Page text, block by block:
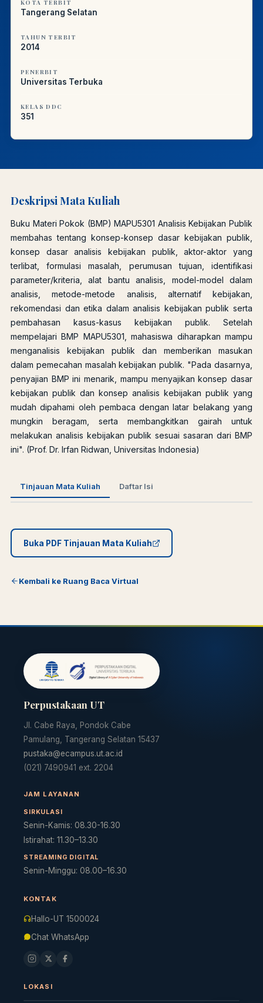
KOTA TERBIT
Tangerang Selatan
TAHUN TERBIT
2014
PENERBIT
Universitas Terbuka
KELAS DDC
351
Deskripsi Mata Kuliah
Buku Materi Pokok (BMP) MAPU5301 Analisis Kebijakan Publik
membahas tentang konsep-konsep dasar kebijakan publik,
konsep dasar analisis kebijakan publik, aktor-aktor yang
terlibat, formulasi masalah, perumusan tujuan, identifikasi
parameter/kriteria, alat bantu analisis, model-model dalam
analisis, metode-metode analisis, alternatif kebijakan,
rekomendasi dan etika dalam analisis kebijakan publik serta
pembahasan kasus-kasus kebijakan publik. Setelah
mempelajari BMP MAPU5301, mahasiswa diharapkan mampu
menganalisis kebijakan publik dan memberikan masukan
dalam pemecahan masalah kebijakan publik. "Pada dasarnya,
penyajian BMP ini menarik, mampu menyajikan konsep dasar
kebijakan publik dan konsep analisis kebijakan publik yang
mudah dipahami oleh pembaca dengan latar belakang yang
mungkin beragam, serta membangkitkan gairah untuk
melakukan analisis kebijakan publik sesuai sasaran dari BMP
ini". (Prof. Dr. Irfan Ridwan, Universitas Indonesia)
Tinjauan Mata Kuliah Daftar Isi
Buka PDF Tinjauan Mata Kuliah
Kembali ke Ruang Baca Virtual
Perpustakaan UT
Jl. Cabe Raya, Pondok Cabe
Pamulang, Tangerang Selatan 15437
pustaka@ecampus.ut.ac.id
(021) 7490941 ext. 2204
JAM LAYANAN
SIRKULASI
Senin-Kamis: 08.30-16.30
Istirahat: 11.30–13.30
STREAMING DIGITAL
Senin-Minggu: 08.00–16.30
KONTAK
Hallo-UT 1500024
Chat WhatsApp
LOKASI
Cara akses e-resources